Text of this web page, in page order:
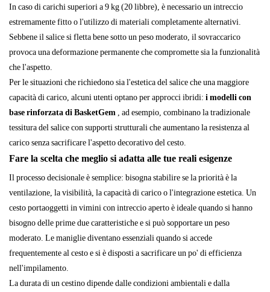
In caso di carichi superiori a 9 kg (20 libbre), è necessario un intreccio
estremamente fitto o l'utilizzo di materiali completamente alternativi.
Sebbene il salice si fletta bene sotto un peso moderato, il sovraccarico
provoca una deformazione permanente che compromette sia la funzionalità
che l'aspetto.
Per le situazioni che richiedono sia l'estetica del salice che una maggiore
capacità di carico, alcuni utenti optano per approcci ibridi: i modelli con
base rinforzata di BasketGem , ad esempio, combinano la tradizionale
tessitura del salice con supporti strutturali che aumentano la resistenza al
carico senza sacrificare l'aspetto decorativo del cesto.
Fare la scelta che meglio si adatta alle tue reali esigenze
Il processo decisionale è semplice: bisogna stabilire se la priorità è la
ventilazione, la visibilità, la capacità di carico o l'integrazione estetica. Un
cesto portaoggetti in vimini con intreccio aperto è ideale quando si hanno
bisogno delle prime due caratteristiche e si può sopportare un peso
moderato. Le maniglie diventano essenziali quando si accede
frequentemente al cesto e si è disposti a sacrificare un po' di efficienza
nell'impilamento.
La durata di un cestino dipende dalle condizioni ambientali e dalla